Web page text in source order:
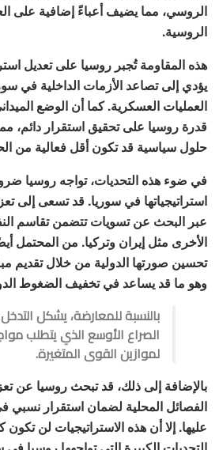
الروسي، مما يضيف أعباءً إضافية على
الروسية.
هذه المقاومة تُجبر روسيا على تعديل
يؤدي إلى تصاعد الأزمات الداخلية في
العمليات العسكرية. كما أن الوضع
قدرة روسيا على تحقيق استقرار دائم،
حلول سياسية قد تكون أقل فعالية من
في ضوء هذه التحديات، تواجه روسيا
استراتيجياتها في سوريا. قد تسعى إلى
عبر البحث عن تسويات تتضمن تقاسم
الأخرى مثل إيران وتركيا. من المحتمل
تحسين صورتها الدولية من خلال تقديم
وهو ما قد يساعد في تخفيف الضغوط
بالنسبة للمعارضة، يشكل
الصراع الأوسع الذي يتطلب
لموازين القوى المتغيرة.
بالإضافة إلى ذلك، قد تبحث روسيا عن
الفصائل المحلية لضمان استقرار نسبي
عليها. إلا أن هذه الاستراتيجيات لن